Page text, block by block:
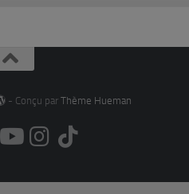
- Conçu par Thème Hueman